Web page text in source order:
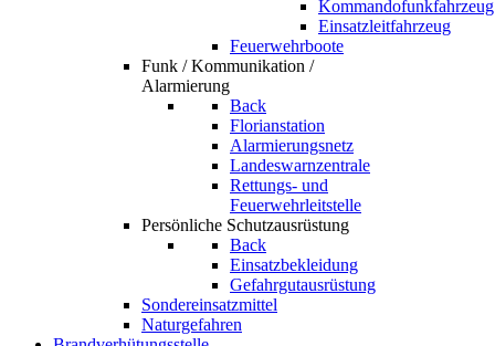
Kommandofunkfahrzeug
Einsatzleitfahrzeug
Feuerwehrboote
Funk / Kommunikation /
Alarmierung
Back
Florianstation
Alarmierungsnetz
Landeswarnzentrale
Rettungs- und
Feuerwehrleitstelle
Persönliche Schutzausrüstung
Back
Einsatzbekleidung
Gefahrgutausrüstung
Sondereinsatzmittel
Naturgefahren